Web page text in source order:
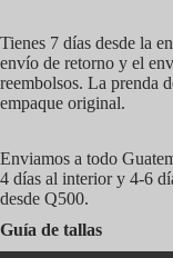
Tienes 7 días desde la
envío de retorno y el
reembolsos. La prenda
empaque original.
Enviamos a todo
4 días al interior y 4-6
desde Q500.
Guía de tallas